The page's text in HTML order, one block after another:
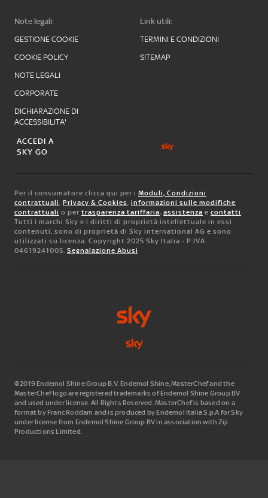
Note legali:
GESTIONE COOKIE
COOKIE POLICY
NOTE LEGALI
CORPORATE
DICHIARAZIONE DI
ACCESSIBILITA'
Link utili:
TERMINI E CONDIZIONI
SITEMAP
ACCEDI A
SKY GO
Per il consumatore clicca qui per i Moduli, Condizioni
contrattuali, Privacy & Cookies, informazioni sulle modifiche
contrattuali o per trasparenza tariffaria, assistenza e contatti.
Tutti i marchi Sky e i diritti di proprietà intellettuale in essi
contenuti, sono di proprietà di Sky international AG e sono
utilizzati su licenza. Copyright 2025 Sky Italia - P.IVA
04619241005. Segnalazione Abusi
©2019 Endemol Shine Group B.V. Endemol Shine, MasterChef and the
MasterChef logo are registered trademarks of Endemol Shine Group BV
and used under license. All Rights Reserved. MasterChef is based on a
format by Franc Roddam and is produced by Endemol Italia S.p.A for Sky
under license from Endemol Shine Group BV in association with Ziji
Productions Limited.